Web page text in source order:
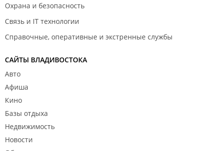
Охрана и безопасность
Связь и IT технологии
Справочные, оперативные и экстренные службы
САЙТЫ ВЛАДИВОСТОКА
Авто
Афиша
Кино
Базы отдыха
Недвижимость
Новости